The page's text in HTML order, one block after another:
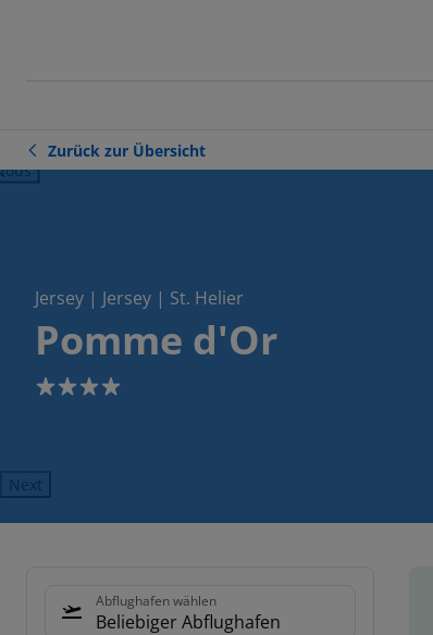
Zurück zur Übersicht
Jersey | Jersey | St. Helier
Pomme d'Or
4
Next
Abflughafen wählen
Beliebiger Abflughafen